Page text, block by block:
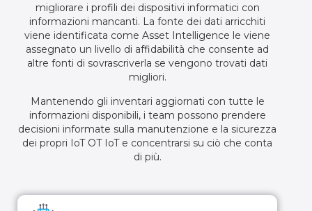
migliorare i profili dei dispositivi informatici con
informazioni mancanti. La fonte dei dati arricchiti
viene identificata come Asset Intelligence le viene
assegnato un livello di affidabilità che consente ad
altre fonti di sovrascriverla se vengono trovati dati
migliori.
Mantenendo gli inventari aggiornati con tutte le
informazioni disponibili, i team possono prendere
decisioni informate sulla manutenzione e la sicurezza
dei propri IoT OT IoT e concentrarsi su ciò che conta
di più.